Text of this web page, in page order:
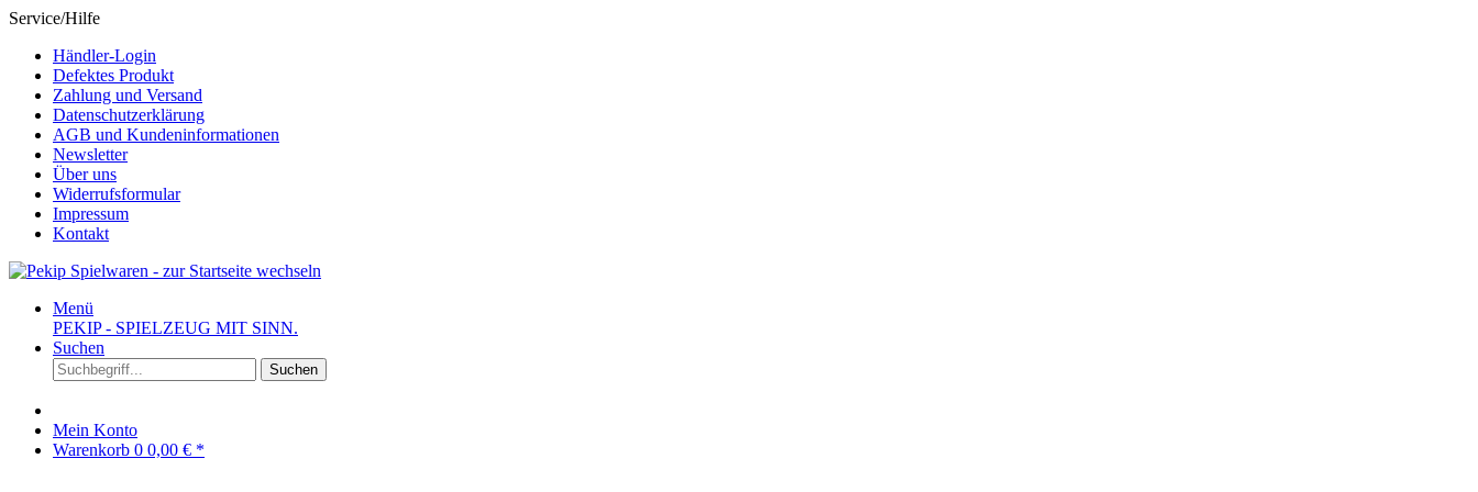
Service/Hilfe
Händler-Login
Defektes Produkt
Zahlung und Versand
Datenschutzerklärung
AGB und Kundeninformationen
Newsletter
Über uns
Widerrufsformular
Impressum
Kontakt
Menü
PEKIP - SPIELZEUG MIT SINN.
Suchen
Suchen
Mein Konto
Warenkorb 0 0,00 € *